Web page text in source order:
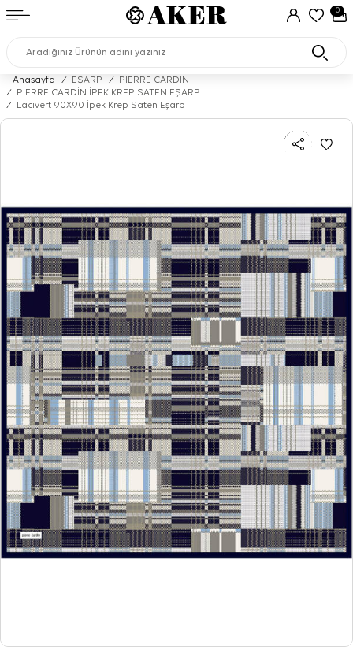
0
Anasayfa / EŞARP /
PIERRE CARDIN
/
PİERRE CARDİN İPEK KREP SATEN EŞARP
/
Lacivert 90X90 İpek Krep Saten Eşarp